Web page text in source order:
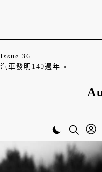
Issue 36
汽車發明140週年 »